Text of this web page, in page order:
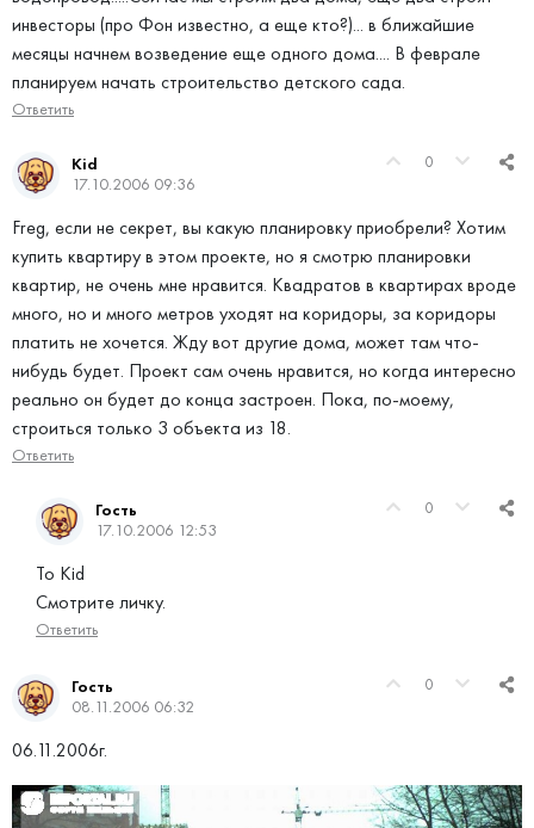
инвесторы (про Фон известно, а еще кто?)... в ближайшие
месяцы начнем возведение еще одного дома.... В феврале
планируем начать строительство детского сада.
Ответить
0
Kid
17.10.2006 09:36
Freg, если не секрет, вы какую планировку приобрели? Хотим
купить квартиру в этом проекте, но я смотрю планировки
квартир, не очень мне нравится. Квадратов в квартирах вроде
много, но и много метров уходят на коридоры, за коридоры
платить не хочется. Жду вот другие дома, может там что-
нибудь будет. Проект сам очень нравится, но когда интересно
реально он будет до конца застроен. Пока, по-моему,
строиться только 3 объекта из 18.
Ответить
0
Гость
17.10.2006 12:53
To Kid
Смотрите личку.
Ответить
0
Гость
08.11.2006 06:32
06.11.2006г.